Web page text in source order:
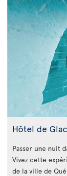
Hôtel de
Passer une nuit
Vivez cette
de la ville de